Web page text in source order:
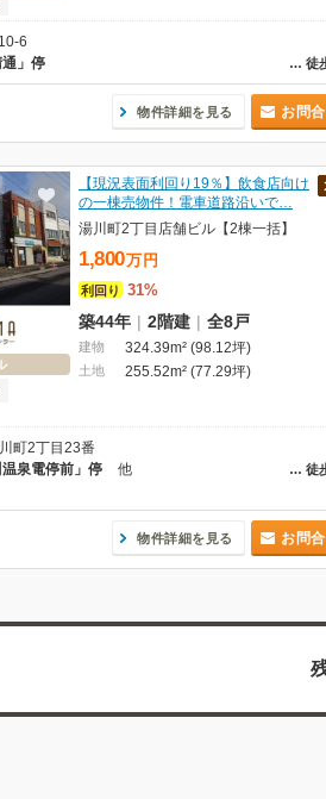
6
… 徒
通」停
物件詳細を見る お問
【現況表面利回り19％】飲食店向け
の一棟売物件！電車道路沿いで…
湯川町2丁目店舗ビル【2棟一括】
1,800万 円
利回り 31%
築44年 | 2階建 | 全8戸
建物 324.39m² (98.12坪)
土地 255.52m² (77.29坪)
町2丁目23番
… 徒
温泉電停前」停 他
物件詳細を見る お問